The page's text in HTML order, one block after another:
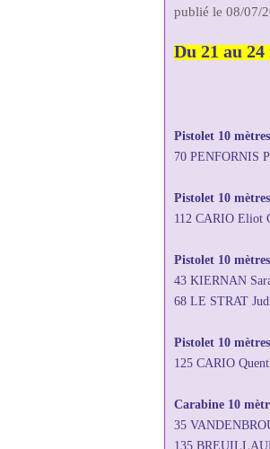
publié le 08/07/
Du 21 au
Pistolet 10
70 PENFORNIS
Pistolet 10
112 CARIO Eliot
Pistolet 10
43 KIERNAN
68 LE STRAT
Pistolet 10
125 CARIO
Carabine 10
35
135